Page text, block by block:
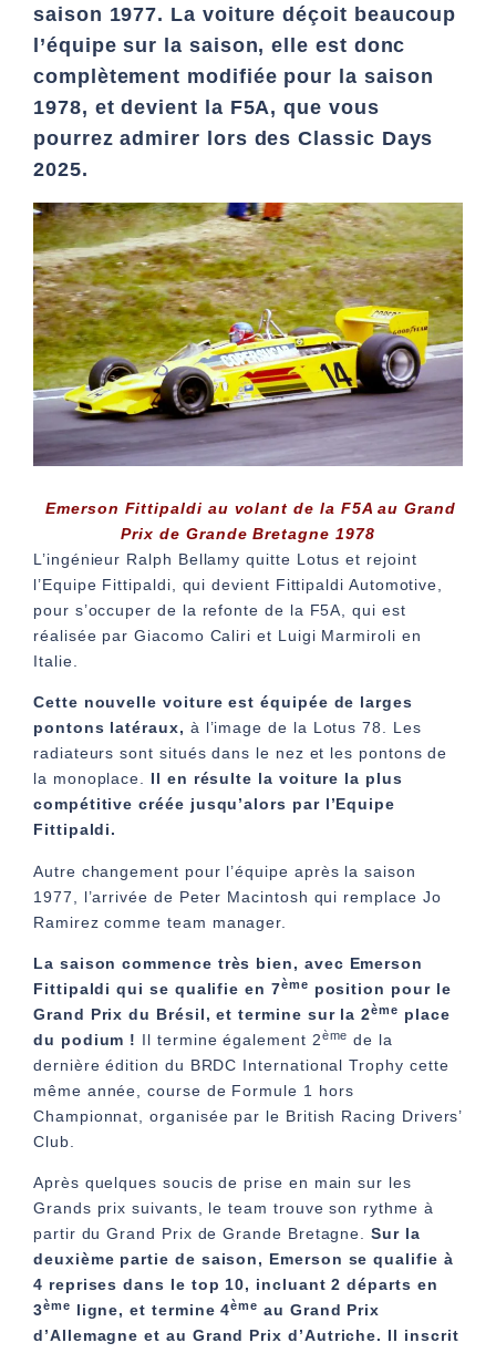
saison 1977. La voiture déçoit beaucoup
l’équipe sur la saison, elle est donc
complètement modifiée pour la saison
1978, et devient la F5A, que vous
pourrez admirer lors des Classic Days
2025.
Emerson Fittipaldi au volant de la F5A au Grand
Prix de Grande Bretagne 1978
L’ingénieur Ralph Bellamy quitte Lotus et rejoint
l’Equipe Fittipaldi, qui devient Fittipaldi Automotive,
pour s’occuper de la refonte de la F5A, qui est
réalisée par Giacomo Caliri et Luigi Marmiroli en
Italie.
Cette nouvelle voiture est équipée de larges
pontons latéraux, à l’image de la Lotus 78. Les
radiateurs sont situés dans le nez et les pontons de
la monoplace. Il en résulte la voiture la plus
compétitive créée jusqu’alors par l’Equipe
Fittipaldi.
Autre changement pour l’équipe après la saison
1977, l’arrivée de Peter Macintosh qui remplace Jo
Ramirez comme team manager.
La saison commence très bien, avec Emerson
Fittipaldi qui se qualifie en 7ème position pour le
Grand Prix du Brésil, et termine sur la 2ème place
du podium ! Il termine également 2ème de la
dernière édition du BRDC International Trophy cette
même année, course de Formule 1 hors
Championnat, organisée par le British Racing Drivers’
Club
Après quelques soucis de prise en main sur les
Grands prix suivants, le team trouve son rythme à
partir du Grand Prix de Grande Bretagne.Sur la
deuxième partie de saison, Emerson se qualifie à
4 reprises dans le top 10, incluant 2 départs en
3ème ligne, et termine 4ème au Grand Prix
d’Allemagne et au Grand Prix d’Autriche. Il inscrit